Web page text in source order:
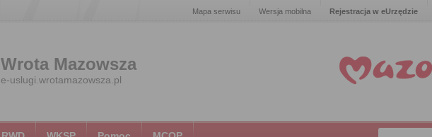
Mapa serwisu Wersja mobilna Rejestracja w eUrzędzie
Wrota Mazowsza
e-uslugi.wrotamazowsza.pl